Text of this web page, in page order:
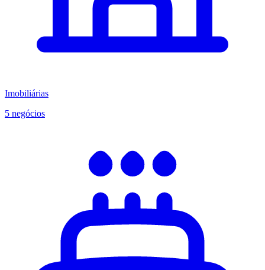
Imobiliárias
5 negócios